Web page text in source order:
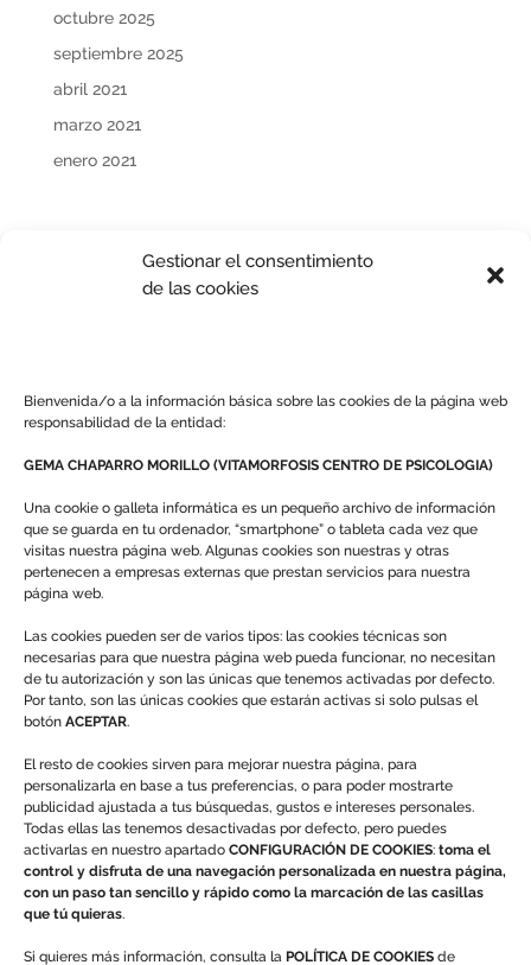
Gestionar el consentimiento
de las cookies
Bienvenida/o a la información básica sobre las cookies de la página web
responsabilidad de la entidad:
GEMA CHAPARRO MORILLO (VITAMORFOSIS CENTRO DE PSICOLOGIA)
Una cookie o galleta informática es un pequeño archivo de información
que se guarda en tu ordenador, “smartphone” o tableta cada vez que
visitas nuestra página web. Algunas cookies son nuestras y otras
pertenecen a empresas externas que prestan servicios para nuestra
página web.
Las cookies pueden ser de varios tipos: las cookies técnicas son
necesarias para que nuestra página web pueda funcionar, no necesitan
de tu autorización y son las únicas que tenemos activadas por defecto.
Por tanto, son las únicas cookies que estarán activas si solo pulsas el
botón ACEPTAR.
El resto de cookies sirven para mejorar nuestra página, para
personalizarla en base a tus preferencias, o para poder mostrarte
publicidad ajustada a tus búsquedas, gustos e intereses personales.
Todas ellas las tenemos desactivadas por defecto, pero puedes
activarlas en nuestro apartado CONFIGURACIÓN DE COOKIES: toma el
control y disfruta de una navegación personalizada en nuestra página,
con un paso tan sencillo y rápido como la marcación de las casillas
que tú quieras.
Si quieres más información, consulta la POLÍTICA DE COOKIES de
octubre 2025
septiembre 2025
abril 2021
marzo 2021
enero 2021
Redes Sociales
Legal
Información Política de Cookies
Sus Datos Seguros
Política de Protección de Datos
Número de Registro Sanitario
4508077 / 4515815